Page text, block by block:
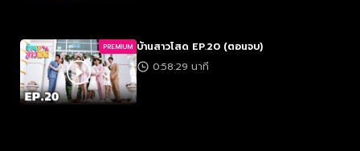
PREMIUM บ้านสาวโสด EP.20 (ตอนจบ)
0:58:29 นาที